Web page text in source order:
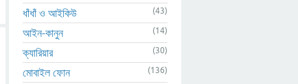
ধাঁধাঁ ও আইকিউ (43)
আইন-কানুন (14)
ক্যারিয়ার (30)
মোবাইল ফোন (136)